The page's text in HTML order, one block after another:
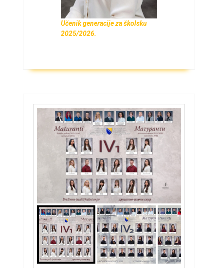
Učenik generacije za školsku
2025/2026.